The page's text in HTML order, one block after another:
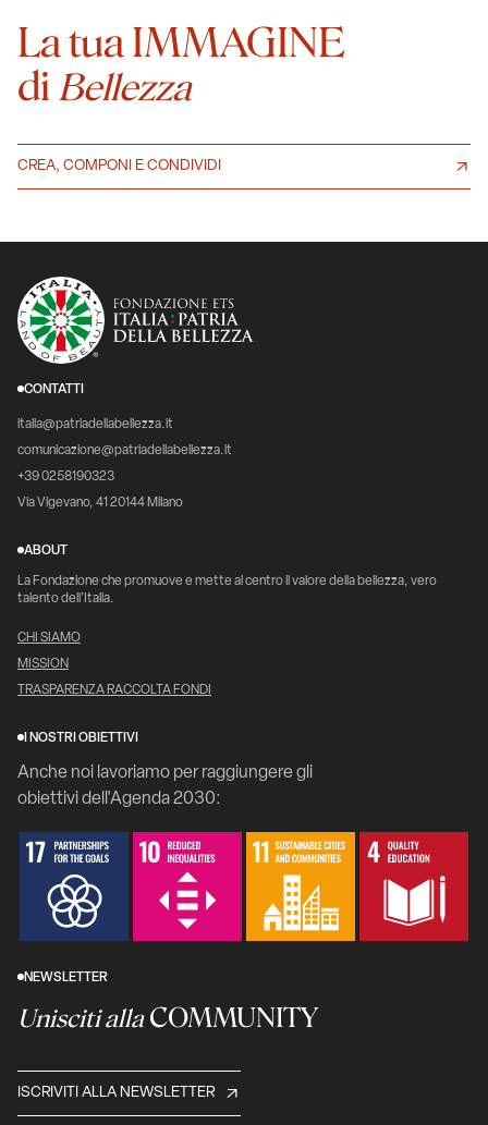
La tua IMMAGINE
di Bellezza
CREA, COMPONI E CONDIVIDI
CONTATTI
italia@patriadellabellezza.it
comunicazione@patriadellabellezza.it
+39 0258190323
Via Vigevano, 41 20144 Milano
ABOUT
La Fondazione che promuove e mette al centro il valore della bellezza, vero
talento dell’Italia.
CHI SIAMO
MISSION
TRASPARENZA RACCOLTA FONDI
I NOSTRI OBIETTIVI
Anche noi lavoriamo per raggiungere gli
obiettivi dell'Agenda 2030:
NEWSLETTER
Unisciti allaCOMMUNITY
ISCRIVITI ALLA NEWSLETTER